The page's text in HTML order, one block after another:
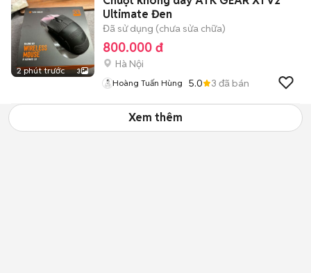
2 phút trước 3
Ultimate Đen
Đã sử dụng (chưa sửa chữa)
800.000 đ
Hà Nội
Hoàng Tuấn Hùng 5.0 3 đã bán
Xem thêm